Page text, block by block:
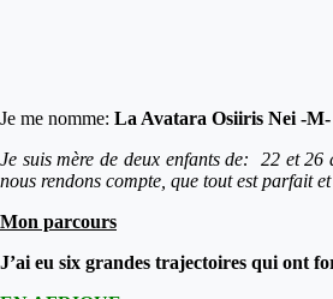
Je me nomme: La Avatara Osiiris Nei -
Je suis mère de deux enfants de: 22 et
nous rendons compte, que tout est parfait
Mon parcours
J’ai eu six grandes trajectoires qui ont